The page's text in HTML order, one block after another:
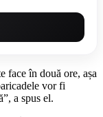
face în două ore, așa
vor fi
a spus el.